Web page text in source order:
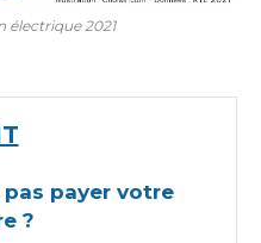
électrique 2021
payer votre
?